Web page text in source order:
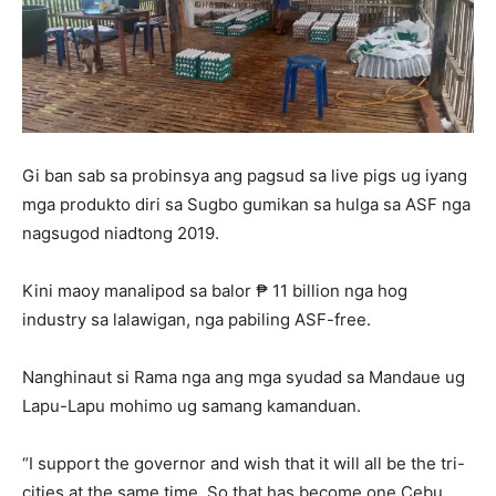
Gi ban sab sa probinsya ang pagsud sa live pigs ug iyang
mga produkto diri sa Sugbo gumikan sa hulga sa ASF nga
nagsugod niadtong 2019.
Kini maoy manalipod sa balor ₱ 11 billion nga hog
industry sa lalawigan, nga pabiling ASF-free.
Nanghinaut si Rama nga ang mga syudad sa Mandaue ug
Lapu-Lapu mohimo ug samang kamanduan.
“I support the governor and wish that it will all be the tri-